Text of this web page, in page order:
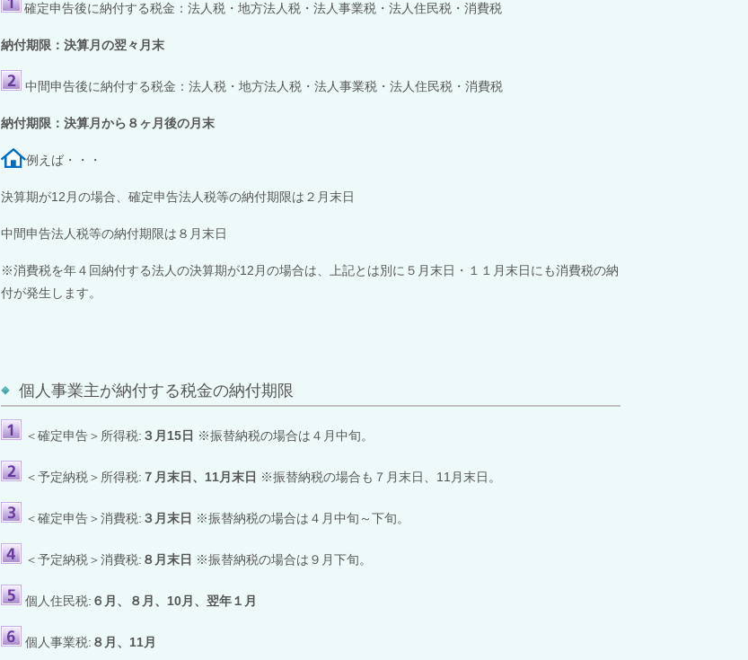
確定申告後に納付する税金：法人税・地方法人税・法人事業税・法人住民税・消費税
納付期限：決算月の翌々月末
中間申告後に納付する税金：法人税・地方法人税・法人事業税・法人住民税・消費税
納付期限：決算月から８ヶ月後の月末
例えば・・・
決算期が12月の場合、確定申告法人税等の納付期限は２月末日
中間申告法人税等の納付期限は８月末日
※消費税を年４回納付する法人の決算期が12月の場合は、上記とは別に５月末日・１１月末日にも消費税の納
付が発生します。
個人事業主が納付する税金の納付期限
＜確定申告＞所得税: ３月 15日 ※振替納税の場合は４月中旬。
＜予定納税＞所得税: ７月末日、 11月末日 ※振替納税の場合も７月末日、 11 月末日。
＜確定申告＞消費税: ３月末日 ※振替納税の場合は４月中旬～下旬。
＜予定納税＞消費税: ８月末日 ※振替納税の場合は９月下旬。
個人住民税: ６月、８月、 10月、翌年１月
個人事業税: ８月、11月